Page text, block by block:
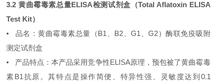
3.2 黄曲霉毒素总量ELISA检测试剂盒（Total Aflatoxin ELISA
Test Kit）
• 品名：黄曲霉毒素总量（B1、B2、G1、G2）酶联免疫吸附
测定试剂盒
• 产品特点：本产品采用竞争性ELISA原理，预包被了黄曲霉毒
素B1抗原。其特点是操作简便、特异性强、灵敏度达到0.1